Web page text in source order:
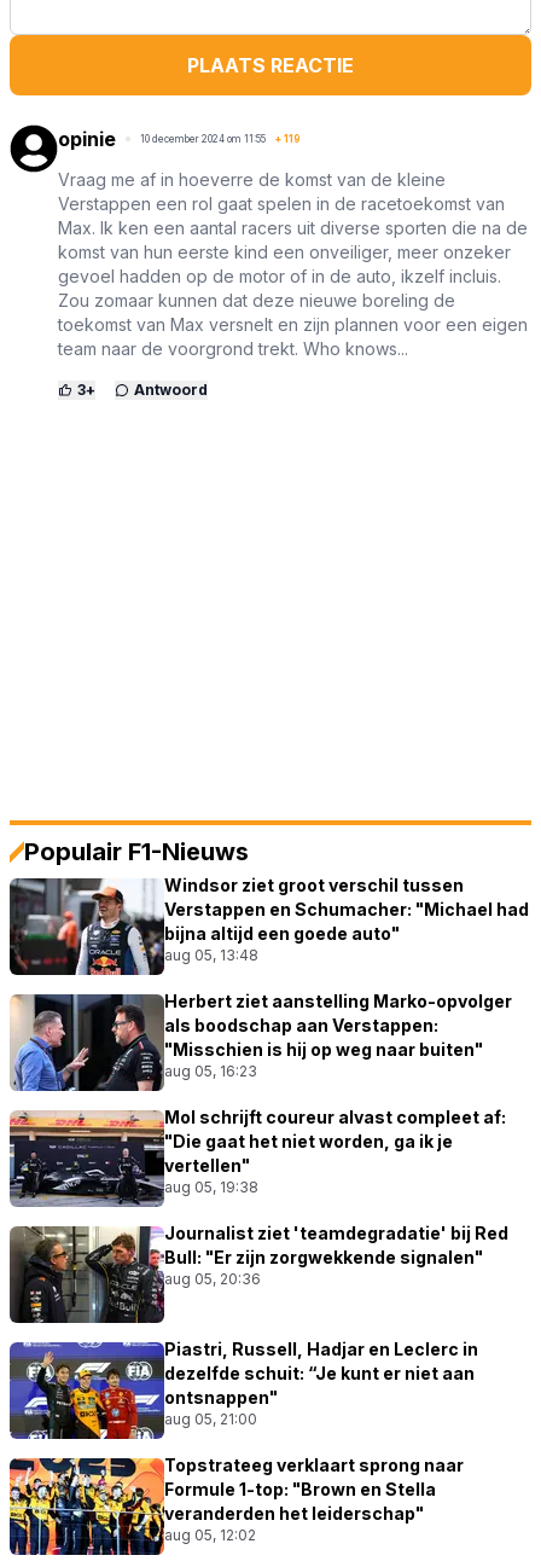
PLAATS REACTIE
opinie 10 december 2024 om 11:55 + 119
Vraag me af in hoeverre de komst van de kleine
Verstappen een rol gaat spelen in de racetoekomst van
Max. Ik ken een aantal racers uit diverse sporten die na de
komst van hun eerste kind een onveiliger, meer onzeker
gevoel hadden op de motor of in de auto, ikzelf incluis.
Zou zomaar kunnen dat deze nieuwe boreling de
toekomst van Max versnelt en zijn plannen voor een eigen
team naar de voorgrond trekt. Who knows...
3+ Antwoord
Populair F1-Nieuws
Windsor ziet groot verschil tussen
Verstappen en Schumacher: "Michael had
bijna altijd een goede auto"
aug 05, 13:48
Herbert ziet aanstelling Marko-opvolger
als boodschap aan Verstappen:
"Misschien is hij op weg naar buiten"
aug 05, 16:23
Mol schrijft coureur alvast compleet af:
"Die gaat het niet worden, ga ik je
vertellen"
aug 05, 19:38
Journalist ziet 'teamdegradatie' bij Red
Bull: "Er zijn zorgwekkende signalen"
aug 05, 20:36
Piastri, Russell, Hadjar en Leclerc in
dezelfde schuit: “Je kunt er niet aan
ontsnappen"
aug 05, 21:00
Topstrateeg verklaart sprong naar
Formule 1-top: "Brown en Stella
veranderden het leiderschap"
aug 05, 12:02